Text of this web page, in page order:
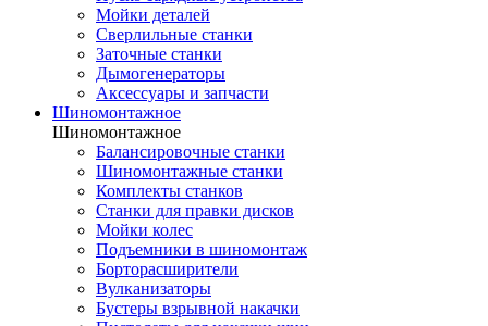
Мойки деталей
Сверлильные станки
Заточные станки
Дымогенераторы
Аксессуары и запчасти
Шиномонтажное
Шиномонтажное
Балансировочные станки
Шиномонтажные станки
Комплекты станков
Станки для правки дисков
Мойки колес
Подъемники в шиномонтаж
Борторасширители
Вулканизаторы
Бустеры взрывной накачки